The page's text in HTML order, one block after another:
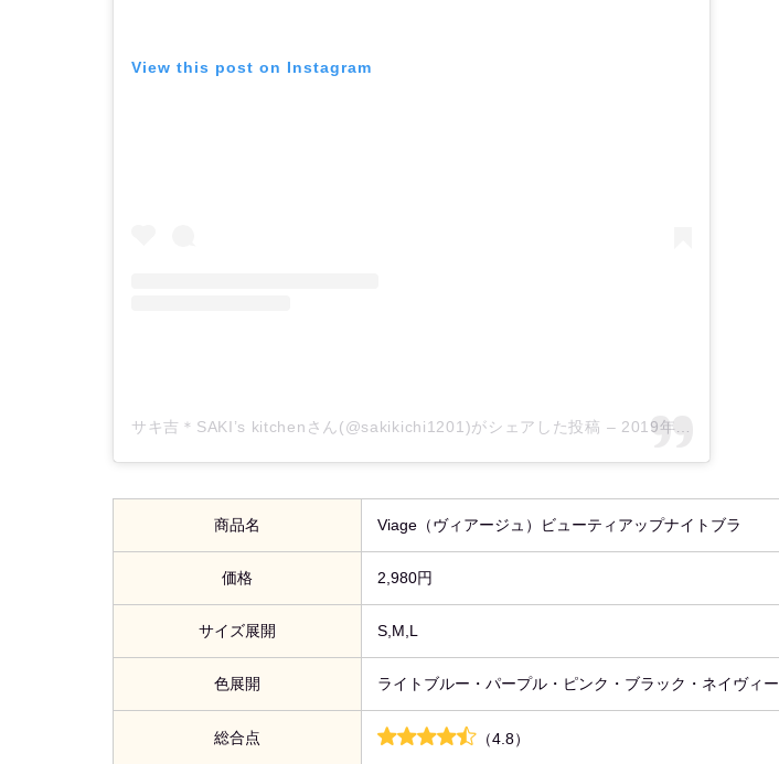
View this post on Instagram
サキ吉＊SAKI’s kitchenさん(@sakikichi1201)がシェアした投稿 – 2019年 2月月17日午後6時26分PST
商品名 Viage（ヴィアージュ）ビューティアップナイトブラ
価格 2,980円
サイズ展開 S,M,L
色展開 ライトブルー・パープル・ピンク・ブラック・ネイヴィー
総合点 （4.8）